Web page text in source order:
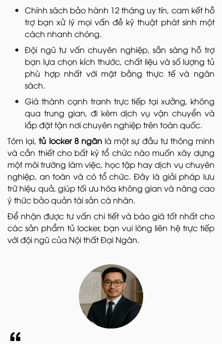
Chính sách bảo hành 12 tháng uy tín, cam kết hỗ
trợ bạn xử lý mọi vấn đề kỹ thuật phát sinh một
cách nhanh chóng.
Đội ngũ tư vấn chuyên nghiệp, sẵn sàng hỗ trợ
bạn lựa chọn kích thước, chất liệu và số lượng tủ
phù hợp nhất với mặt bằng thực tế và ngân
sách.
Giá thành cạnh tranh trực tiếp tại xưởng, không
qua trung gian, đi kèm dịch vụ vận chuyển và
lắp đặt tận nơi chuyên nghiệp trên toàn quốc.
Tóm lại,tủ locker 8 ngăn là một sự đầu tư thông minh
và cần thiết cho bất kỳ tổ chức nào muốn xây dựng
một môi trường làm việc, học tập hay dịch vụ chuyên
nghiệp, an toàn và có tổ chức. Đây là giải pháp lưu
trữ hiệu quả, giúp tối ưu hóa không gian và nâng cao
ý thức bảo quản tài sản cá nhân.
Để nhận được tư vấn chi tiết và báo giá tốt nhất cho
các sản phẩm tủ locker, bạn vui lòng liên hệ trực tiếp
với đội ngũ của Nội thất Đại Ngân.